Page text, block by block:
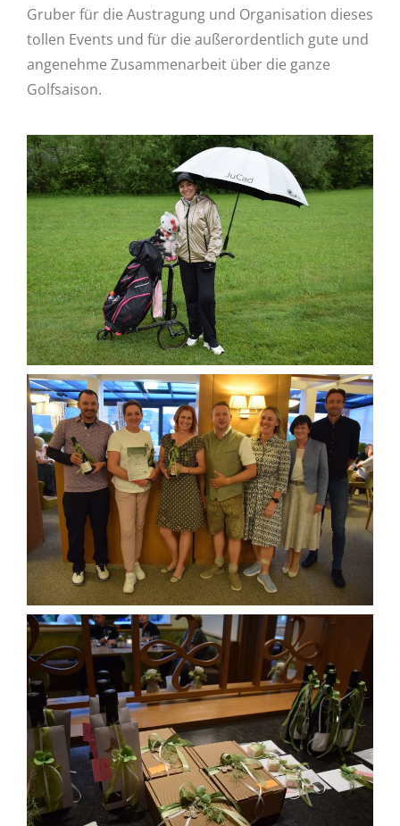
Gruber für die Austragung und Organisation dieses
tollen Events und für die außerordentlich gute und
angenehme Zusammenarbeit über die ganze
Golfsaison.